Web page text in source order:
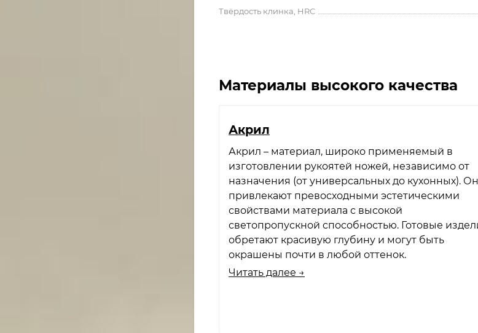
Твёрдость клинка, HRC
Материалы высокого качества
Акрил
Акрил – материал, широко применяемый в
изготовлении рукоятей ножей, независимо от
назначения (от универсальных до кухонных).
привлекают превосходными эстетическими
свойствами материала с высокой
светопропускной способностью. Готовые
обретают красивую глубину и могут быть
окрашены почти в любой оттенок.
Читать далее →